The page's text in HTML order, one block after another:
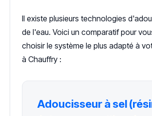
Il existe plusieurs technologies
de l'eau. Voici un comparatif pour
choisir le système le plus adapté à
à Chauffry :
Adoucisseur à sel